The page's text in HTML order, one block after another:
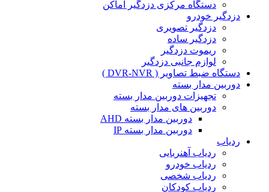
دستگاه مرکزی دزدگیر اماکن
دزدگیر خودرو
دزدگیر تصویری
دزدگیر ساده
ریموت دزدگیر
لوازم جانبی دزدگیر
دستگاه ضبط تصاویر ( DVR-NVR )
دوربین مدار بسته
تجهیزات دوربین مدار بسته
دوربین های مدار بسته
دوربین مدار بسته AHD
دوربین مدار بسته IP
ردیاب
ردیاب آهنربایی
ردیاب خودرو
ردیاب شخصی
ردیاب کودکان